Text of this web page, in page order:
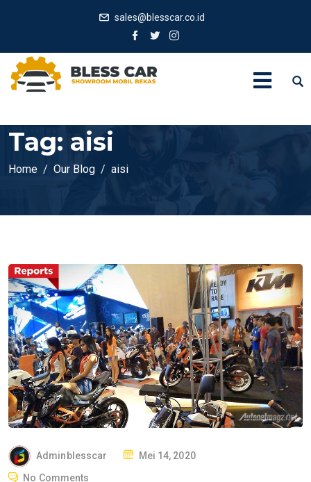
sales@blesscar.co.id
Tag: aisi
Home Our Blog aisi
Adminblesscar
PMei 14, 2020
No Comments